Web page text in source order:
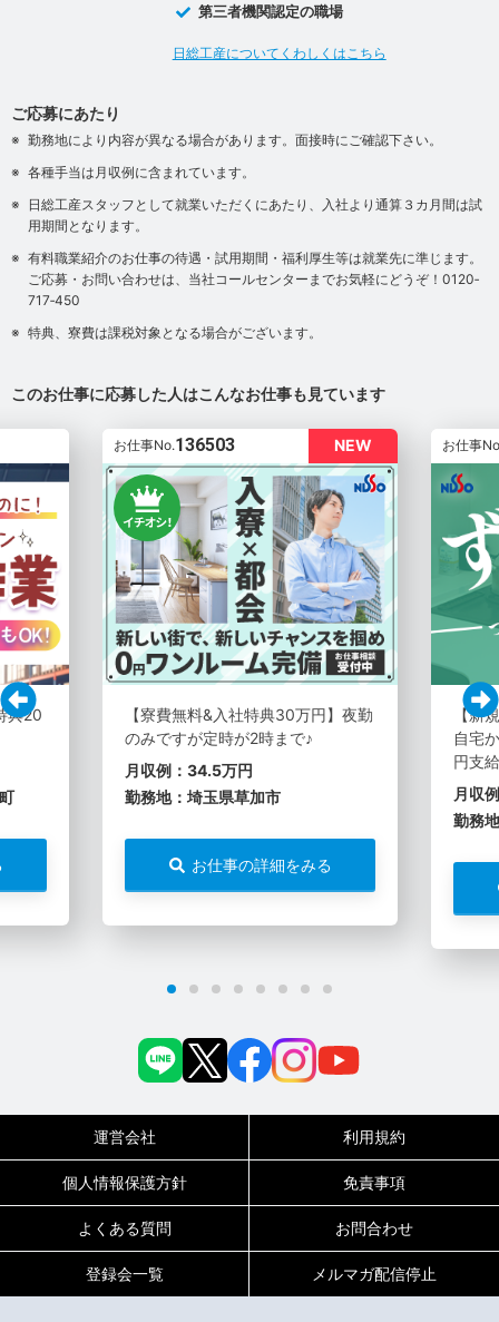
0120-717-450
第三者機関認定の職場
日総工産についてくわしくはこちら
ご応募にあたり
勤務地により内容が異なる場合があります。面接時にご確認下さい。
各種手当は月収例に含まれています。
日総工産スタッフとして就業いただくにあたり、入社より通算３カ月間は試
用期間となります。
有料職業紹介のお仕事の待遇・試用期間・福利厚生等は就業先に準じます。
ご応募・お問い合わせは、当社コールセンターまでお気軽にどうぞ！0120‐
717‐450
特典、寮費は課税対象となる場合がございます。
このお仕事に応募した人はこんなお仕事も見ています
典20
NEW
お仕事No.136503
【寮費無料&入社特典30万円】夜勤
のみですが定時が2時まで♪
月収例：34.5万円
勤務地：埼玉県草加市
お仕事の詳細をみる
お仕事
【新
自宅
円支給
月収
勤務
運営会社 利用規約
個人情報保護方針 免責事項
よくある質問 お問合わせ
登録会一覧 メルマガ配信停止